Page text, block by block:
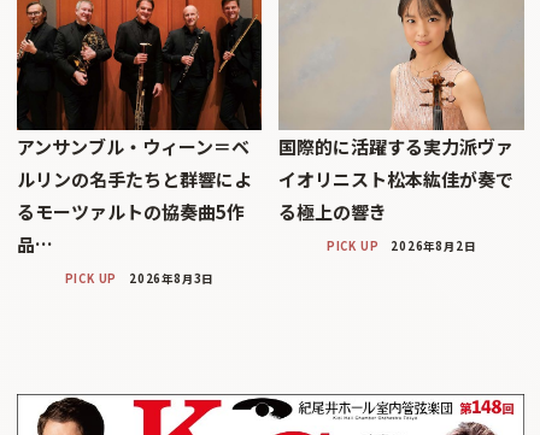
アンサンブル・ウィーン＝ベ
ルリンの名手たちと群響によ
るモーツァルトの協奏曲5作
品…
PICK UP 2026年8月3日
国際的に活躍する実力派ヴァ
イオリニスト松本紘佳が奏で
る極上の響き
PICK UP 2026年8月2日